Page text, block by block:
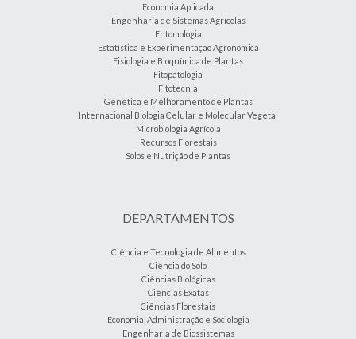
Economia Aplicada
Engenharia de Sistemas Agrícolas
Entomologia
Estatística e Experimentação Agronômica
Fisiologia e Bioquímica de Plantas
Fitopatologia
Fitotecnia
Genética e Melhoramento de Plantas
Internacional Biologia Celular e Molecular Vegetal
Microbiologia Agrícola
Recursos Florestais
Solos e Nutrição de Plantas
DEPARTAMENTOS
Ciência e Tecnologia de Alimentos
Ciência do Solo
Ciências Biológicas
Ciências Exatas
Ciências Florestais
Economia, Administração e Sociologia
Engenharia de Biossistemas